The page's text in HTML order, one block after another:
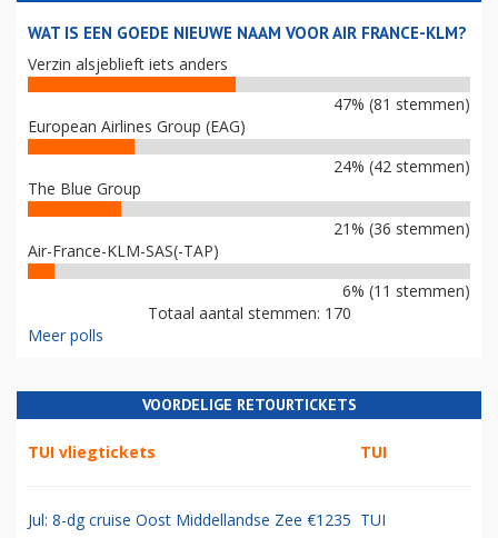
WAT IS EEN GOEDE NIEUWE NAAM VOOR AIR FRANCE-KLM?
Verzin alsjeblieft iets anders
47% (81 stemmen)
European Airlines Group (EAG)
24% (42 stemmen)
The Blue Group
21% (36 stemmen)
Air-France-KLM-SAS(-TAP)
6% (11 stemmen)
Totaal aantal stemmen: 170
Meer polls
VOORDELIGE RETOURTICKETS
TUI vliegtickets TUI
Jul: 8-dg cruise Oost Middellandse Zee €1235 TUI